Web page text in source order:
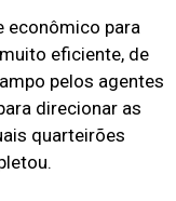
econômico para
eficiente, de
pelos agentes
direcionar as
quarteirões